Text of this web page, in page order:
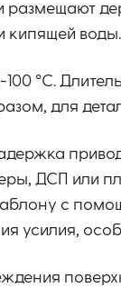
кипящей воды.
°C.
для
ДСП или
с
усилия,